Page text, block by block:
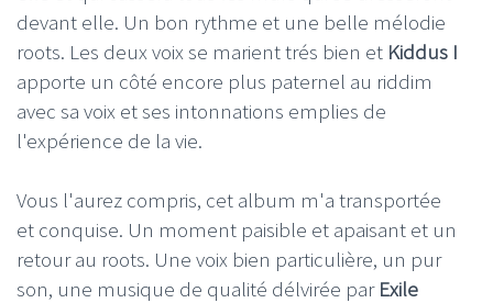
devant elle. Un bon rythme et une belle mélodie
roots. Les deux voix se marient trés bien et Kiddus I
apporte un côté encore plus paternel au riddim
avec sa voix et ses intonnations emplies de
l'expérience de la vie.
Vous l'aurez compris, cet album m'a transportée
et conquise. Un moment paisible et apaisant et un
retour au roots. Une voix bien particulière, un pur
son, une musique de qualité délvirée par Exile